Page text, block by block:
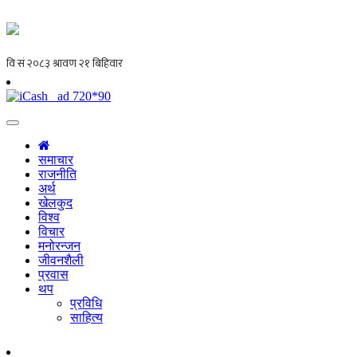
समाचार
राजनीति
अर्थ
खेलकुद
विश्व
विचार
मनोरन्जन
जीवनशैली
प्रवास
थप
प्रविधि
साहित्य